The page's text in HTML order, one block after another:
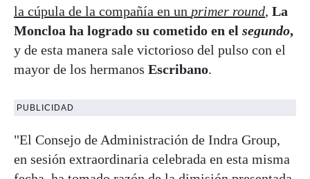
la cúpula de la compañía en un primer round, La
Moncloa ha logrado su cometido en el segundo,
y de esta manera sale victorioso del pulso con el
mayor de los hermanos Escribano.
PUBLICIDAD
"El Consejo de Administración de Indra Group,
en sesión extraordinaria celebrada en esta misma